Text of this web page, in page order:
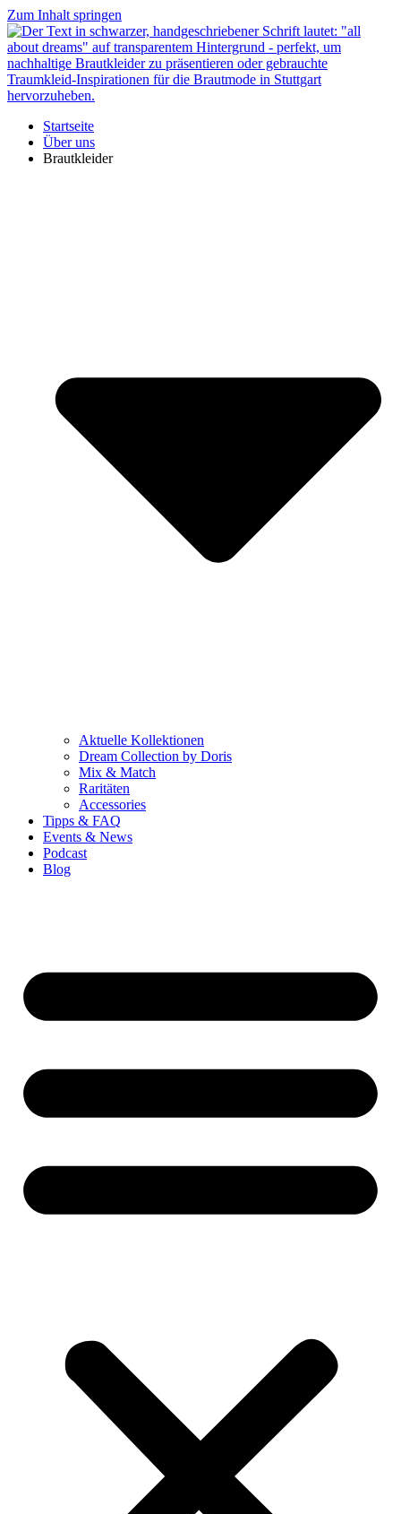
Zum Inhalt springen
Startseite
Über uns
Brautkleider
Aktuelle Kollektionen
Dream Collection by Doris
Mix & Match
Raritäten
Accessories
Tipps & FAQ
Events & News
Podcast
Blog